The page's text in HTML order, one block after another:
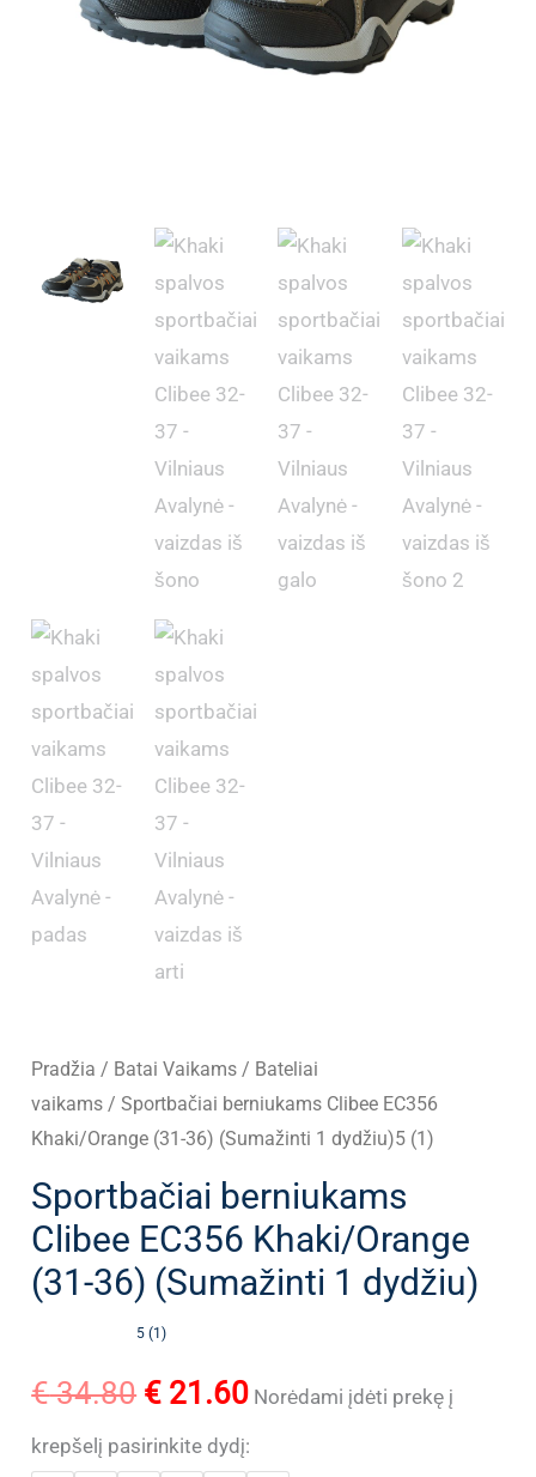
Pradžia / Batai Vaikams / Bateliai
vaikams / Sportbačiai berniukams Clibee EC356
Khaki/Orange (31-36) (Sumažinti 1 dydžiu)5 (1)
Sportbačiai berniukams
Clibee EC356 Khaki/Orange
(31-36) (Sumažinti 1 dydžiu)
5 (1)
€34.80 Original
price
€ 21.60Current
price
Norėdami įdėti prekę į
krepšelį pasirinkite dydį: